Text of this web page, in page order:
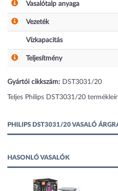
Vasalótalp anyaga
Vezeték
Vízkapacitás
Teljesítmény
Gyártói cikkszám: DST3031/20
Teljes Philips DST3031/20
PHILIPS DST3031/20 VASALÓ
HASONLÓ VASALÓK